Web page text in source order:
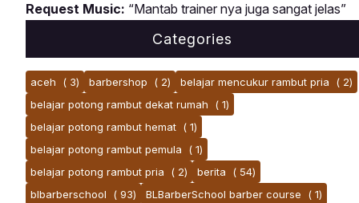
Request Music: “Mantab trainer nya juga sangat jelas”
Categories
aceh ( 3) barbershop ( 2) belajar mencukur rambut pria
( 2)
belajar potong rambut dekat rumah
( 1)
belajar potong rambut hemat ( 1)
belajar potong rambut pemula
( 1)
belajar potong rambut pria
( 2) berita
( 54)
blbarberschool
( 93) BLBarberSchool barber course
( 1)